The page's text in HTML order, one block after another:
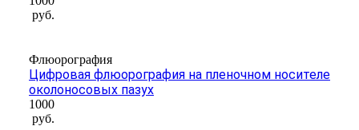
руб.
Флюорография
Цифровая флюорография на пленочном носителе
околоносовых пазух
1000
руб.